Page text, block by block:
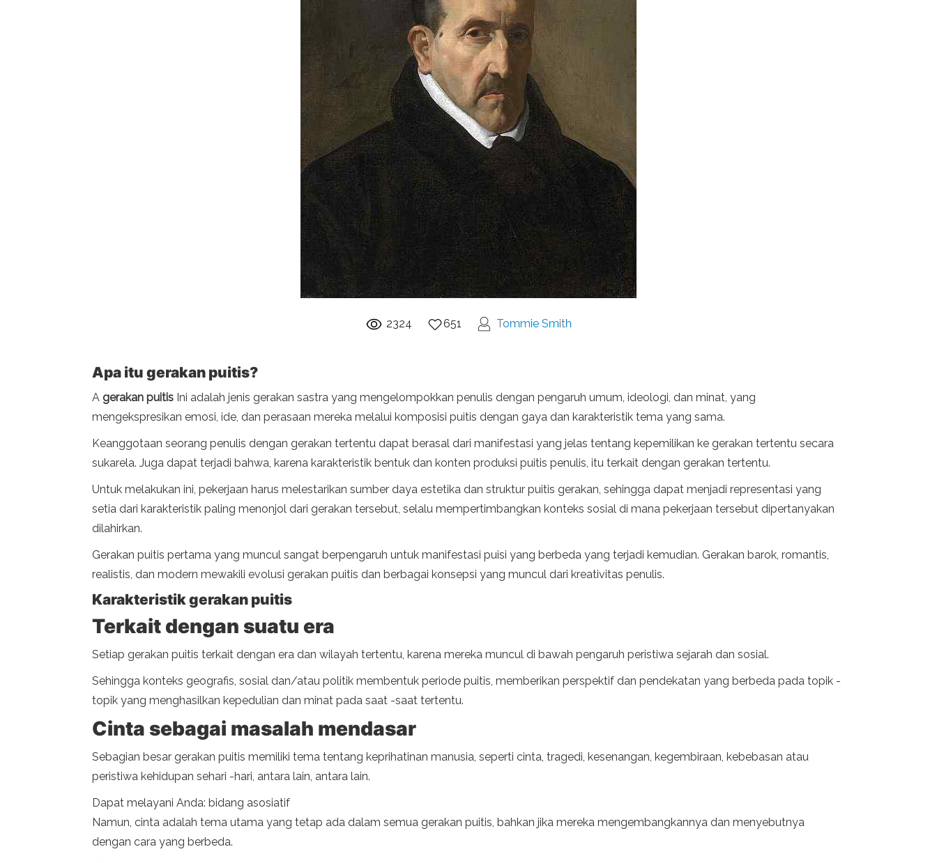
2324 651 Tommie Smith
Apa itu gerakan puitis?
A gerakan puitis Ini adalah jenis gerakan sastra yang mengelompokkan penulis dengan pengaruh umum, ideologi, dan minat, yang
mengekspresikan emosi, ide, dan perasaan mereka melalui komposisi puitis dengan gaya dan karakteristik tema yang sama.
Keanggotaan seorang penulis dengan gerakan tertentu dapat berasal dari manifestasi yang jelas tentang kepemilikan ke gerakan tertentu secara
sukarela. Juga dapat terjadi bahwa, karena karakteristik bentuk dan konten produksi puitis penulis, itu terkait dengan gerakan tertentu.
Untuk melakukan ini, pekerjaan harus melestarikan sumber daya estetika dan struktur puitis gerakan, sehingga dapat menjadi representasi yang
setia dari karakteristik paling menonjol dari gerakan tersebut, selalu mempertimbangkan konteks sosial di mana pekerjaan tersebut dipertanyakan
dilahirkan.
Gerakan puitis pertama yang muncul sangat berpengaruh untuk manifestasi puisi yang berbeda yang terjadi kemudian. Gerakan barok, romantis,
realistis, dan modern mewakili evolusi gerakan puitis dan berbagai konsepsi yang muncul dari kreativitas penulis.
Karakteristik gerakan puitis
Terkait dengan suatu era
Setiap gerakan puitis terkait dengan era dan wilayah tertentu, karena mereka muncul di bawah pengaruh peristiwa sejarah dan sosial.
Sehingga konteks geografis, sosial dan/atau politik membentuk periode puitis, memberikan perspektif dan pendekatan yang berbeda pada topik -
topik yang menghasilkan kepedulian dan minat pada saat -saat tertentu.
Cinta sebagai masalah mendasar
Sebagian besar gerakan puitis memiliki tema tentang keprihatinan manusia, seperti cinta, tragedi, kesenangan, kegembiraan, kebebasan atau
peristiwa kehidupan sehari -hari, antara lain, antara lain.
Dapat melayani Anda: bidang asosiatif
Namun, cinta adalah tema utama yang tetap ada dalam semua gerakan puitis, bahkan jika mereka mengembangkannya dan menyebutnya
dengan cara yang berbeda.